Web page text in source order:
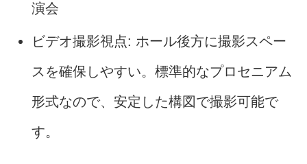
演会
ビデオ撮影視点: ホール後方に撮影スペー
スを確保しやすい。標準的なプロセニアム
形式なので、安定した構図で撮影可能で
す。